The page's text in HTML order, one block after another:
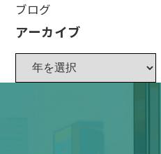
ブログ
アーカイブ